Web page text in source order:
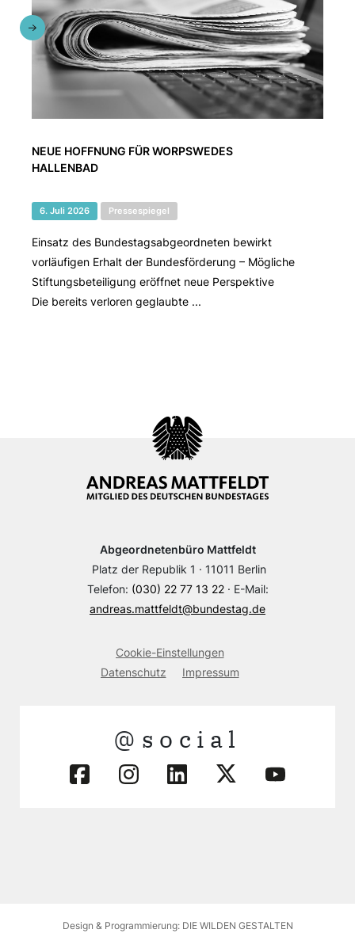
NEUE HOFFNUNG FÜR WORPSWEDES
HALLENBAD
6. Juli 2026 Pressespiegel
Einsatz des Bundestagsabgeordneten bewirkt
vorläufigen Erhalt der Bundesförderung – Mögliche
Stiftungsbeteiligung eröffnet neue Perspektive
Die bereits verloren geglaubte ...
Abgeordnetenbüro Mattfeldt
Platz der Republik 1 · 11011 Berlin
Telefon: (030) 22 77 13 22· E-Mail:
andreas.mattfeldt@bundestag.de
Cookie-Einstellungen
Datenschutz
Impressum
@social
Design & Programmierung: DIE WILDEN GESTALTEN